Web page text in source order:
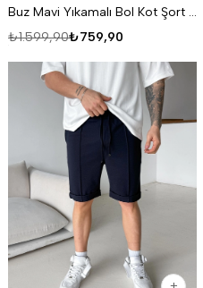
Buz Mavi Yıkamalı Bol Kot Şort MB 20-2
₺759,90
₺1.599,90